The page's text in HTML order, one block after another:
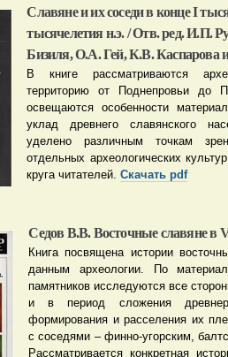
Славяне и их соседи в конце I
тысячелетия н.э. / Отв. ред. И.П.
Бизиля, О.А. Гей, К.В. Каспарова
В книге рассматриваются
территорию от Поднепровьи до
освещаются особенности
уклад древнего славянского
уделено различным точкам
отдельных археологических
круга читателей.Скачать pdf
Седов В.В. Восточные славяне в
Книга посвящена истории
данным археологии. По
памятников исследуются все
и в период сложения
формирования и расселения их
с соседями – финно-угорским,
Рассматривается конкретная